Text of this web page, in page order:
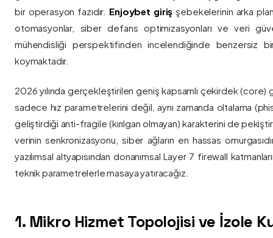
bir operasyon fazıdır. Enjoybet giriş şebekelerinin arka
otomasyonlar, siber defans optimizasyonları ve veri
mühendisliği perspektifinden incelendiğinde benzersiz
koymaktadır.
2026 yılında gerçekleştirilen geniş kapsamlı çekirdek
sadece hız parametrelerini değil, aynı zamanda oltalama
geliştirdiği anti-fragile (kırılgan olmayan) karakterini de
verinin senkronizasyonu, siber ağların en hassas
yazılımsal altyapısından donanımsal Layer 7 firewall
teknik parametrelerle masaya yatıracağız.
1. Mikro Hizmet Topolojisi ve İzole